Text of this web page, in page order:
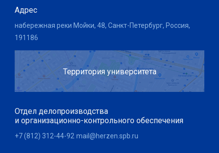
Адрес
набережная реки Мойки, 48, Санкт-Петербург, Россия,
191186
Территория университета
Отдел делопроизводства
и организационно-контрольного обеспечения
+7 (812) 312-44-92 mail@herzen.spb.ru